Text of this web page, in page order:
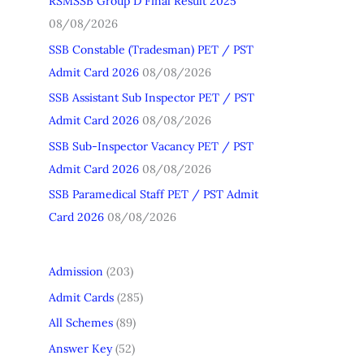
h
f
o
08/08/2026
SSB Constable (Tradesman) PET / PST
Admit Card 2026 08/08/2026
SSB Assistant Sub Inspector PET / PST
Admit Card 2026 08/08/2026
SSB Sub-Inspector Vacancy PET / PST
Admit Card 2026 08/08/2026
SSB Paramedical Staff PET / PST Admit
Card 2026 08/08/2026
Admission (203)
Admit Cards (285)
All Schemes (89)
Answer Key(52)